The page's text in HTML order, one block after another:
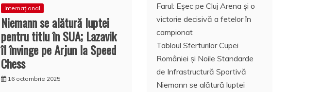
Internațional
Niemann se alătură luptei
pentru titlu în SUA; Lazavik
îl învinge pe Arjun la Speed
Chess
16 octombrie 2025
Farul: Eșec pe Cluj Arena și o
victorie decisivă a fetelor în
campionat
Tabloul Sferturilor Cupei
României și Noile Standarde
de Infrastructură Sportivă
Niemann se alătură luptei